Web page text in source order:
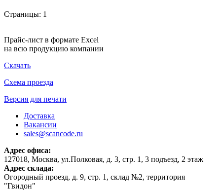
Страницы: 1
Прайс-лист в формате Excel
на всю продукцию компании
Скачать
Схема проезда
Версия для печати
Доставка
Вакансии
sales@scancode.ru
Адрес офиса:
127018, Москва, ул.Полковая, д. 3, стр. 1, 3 подъезд, 2 этаж
Адрес склада:
Огородный проезд, д. 9, стр. 1, склад №2, территория
"Гвидон"